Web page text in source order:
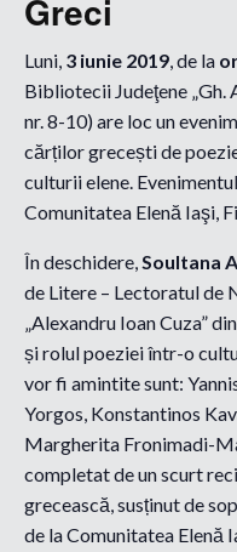
Greci
Luni, 3 iunie 2019, de la
Bibliotecii Judeţene „Gh.
nr. 8-10) are loc un
cărților grecești de
culturii elene.
Comunitatea Elenă Iaşi,
În deschidere,Soultana
de Litere – Lectoratul de
„Alexandru Ioan Cuza”
și rolul poeziei într-o
vor fi amintite sunt:
Yorgos, Konstantinos
Margherita Fronimadi-
completat de un scurt
grecească, susținut de
de la Comunitatea Elenă